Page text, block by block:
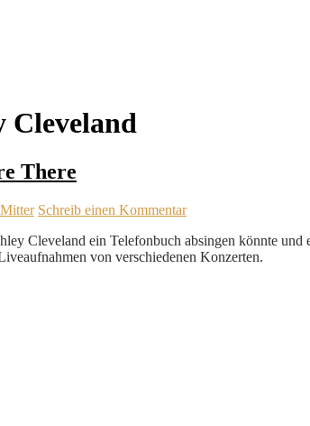
Cleveland
There
Schreib einen Kommentar
Cleveland ein Telefonbuch absingen könnte
von verschiedenen Konzerten.